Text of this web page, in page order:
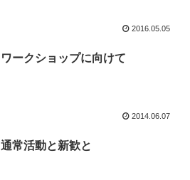
2016.05.05
ワークショップに向けて
2014.06.07
通常活動と新歓と